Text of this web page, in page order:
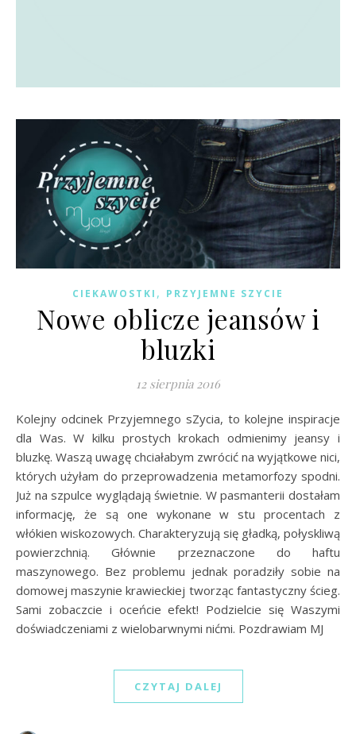
CIEKAWOSTKI , PRZYJEMNE SZYCIE
Nowe oblicze jeansów i
bluzki
12 sierpnia 2016
Kolejny odcinek Przyjemnego sZycia, to kolejne inspiracje
dla Was. W kilku prostych krokach odmienimy jeansy i
bluzkę. Waszą uwagę chciałabym zwrócić na wyjątkowe nici,
których użyłam do przeprowadzenia metamorfozy spodni.
Już na szpulce wyglądają świetnie. W pasmanterii dostałam
informację, że są one wykonane w stu procentach z
włókien wiskozowych. Charakteryzują się gładką, połyskliwą
powierzchnią. Głównie przeznaczone do haftu
maszynowego. Bez problemu jednak poradziły sobie na
domowej maszynie krawieckiej tworząc fantastyczny ścieg.
Sami zobaczcie i oceńcie efekt! Podzielcie się Waszymi
doświadczeniami z wielobarwnymi nićmi. Pozdrawiam MJ
CZYTAJ DALEJ